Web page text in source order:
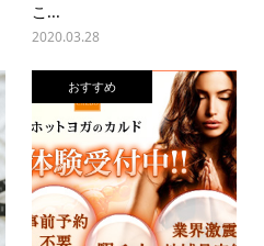
こ...
2020.03.28
おすすめ